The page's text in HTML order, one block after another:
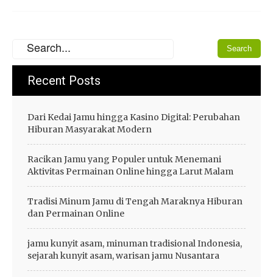
Recent Posts
Dari Kedai Jamu hingga Kasino Digital: Perubahan
Hiburan Masyarakat Modern
Racikan Jamu yang Populer untuk Menemani
Aktivitas Permainan Online hingga Larut Malam
Tradisi Minum Jamu di Tengah Maraknya Hiburan
dan Permainan Online
jamu kunyit asam, minuman tradisional Indonesia,
sejarah kunyit asam, warisan jamu Nusantara